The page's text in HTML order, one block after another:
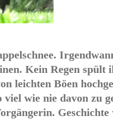
Kein Regen
leichten Böen
viel wie nie davon zu